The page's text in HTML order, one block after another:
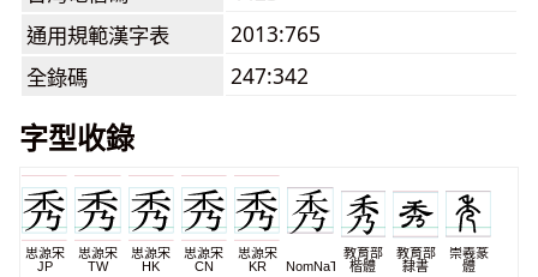
通用規範漢字表
2013:765
全錄碼
247:342
字型收錄
思源宋
JP
思源宋
TW
思源宋
HK
思源宋
CN
思源宋
KR
NomNaTong
教育部
楷體
教育部
隸書
崇羲篆
體